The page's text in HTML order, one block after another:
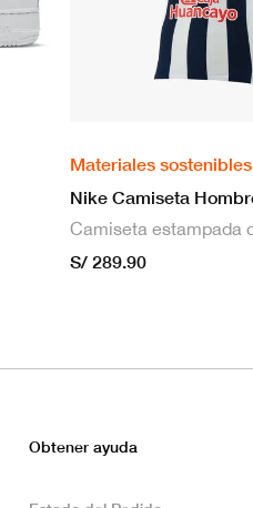
Materiales sostenibles
S/ 289.90
Obtener ayuda